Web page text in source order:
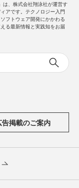
は、株式会社翔泳社が運営す
アです。テクノロジー入門
フトウェア開発にかかわる
る最新情報と実践知をお届
告掲載のご案内